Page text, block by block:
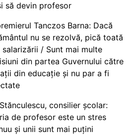
să devin profesor
Tanczos Barna: Dacă
nu se rezolvă, pică toată
salarizării / Sunt mai multe
din partea Guvernului către
din educație și nu par a fi
consilier școlar:
de profesor este un stres
și unii sunt mai puțini